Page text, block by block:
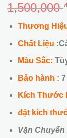
1,500,000₫
Thương
Chất Liệu
Màu Sắc:
Bảo hành :
Kích Thước
đặt kích
Vận Chuyển